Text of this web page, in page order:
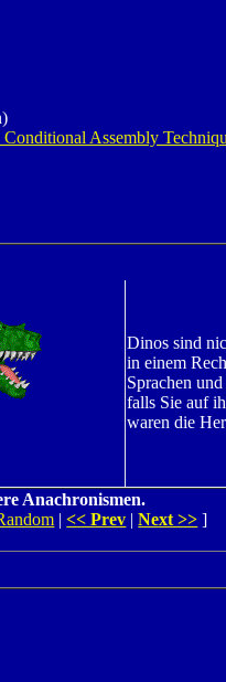
Assembly
Dinos sind
in einem
Sprachen
falls Sie auf
waren die
Anachronismen.
|<< Prev |Next >> ]